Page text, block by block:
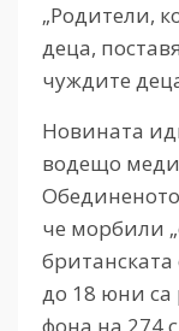
„Родители,
деца,
чуждите
Новината
водещо
че морбили
британската
до 18 юни са